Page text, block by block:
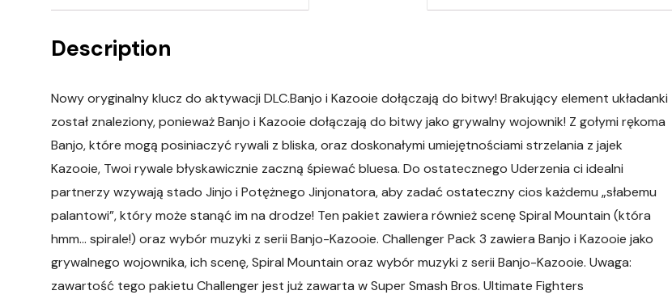
Description
Nowy oryginalny klucz do aktywacji DLC.Banjo i Kazooie dołączają do bitwy! Brakujący element układanki
został znaleziony, ponieważ Banjo i Kazooie dołączają do bitwy jako grywalny wojownik! Z gołymi rękoma
Banjo, które mogą posiniaczyć rywali z bliska, oraz doskonałymi umiejętnościami strzelania z jajek
Kazooie, Twoi rywale błyskawicznie zaczną śpiewać bluesa. Do ostatecznego Uderzenia ci idealni
partnerzy wzywają stado Jinjo i Potężnego Jinjonatora, aby zadać ostateczny cios każdemu „słabemu
palantowi”, który może stanąć im na drodze! Ten pakiet zawiera również scenę Spiral Mountain (która
hmm… spirale!) oraz wybór muzyki z serii Banjo-Kazooie. Challenger Pack 3 zawiera Banjo i Kazooie jako
grywalnego wojownika, ich scenę, Spiral Mountain oraz wybór muzyki z serii Banjo-Kazooie. Uwaga:
zawartość tego pakietu Challenger jest już zawarta w Super Smash Bros. Ultimate Fighters